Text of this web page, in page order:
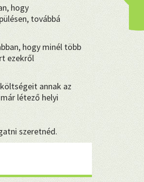
hogy
továbbá
hogy minél több
ezekről
annak az
létező helyi
szeretnéd.